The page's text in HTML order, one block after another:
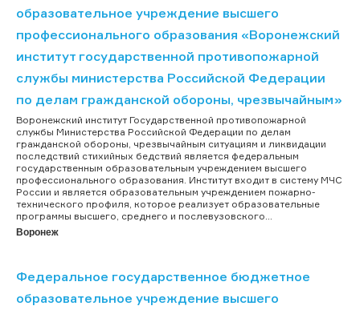
образовательное учреждение высшего
профессионального образования «Воронежский
институт государственной противопожарной
службы министерства Российской Федерации
по делам гражданской обороны, чрезвычайным»
Воронежский институт Государственной противопожарной
службы Министерства Российской Федерации по делам
гражданской обороны, чрезвычайным ситуациям и ликвидации
последствий стихийных бедствий является федеральным
государственным образовательным учреждением высшего
профессионального образования. Институт входит в систему МЧС
России и является образовательным учреждением пожарно-
технического профиля, которое реализует образовательные
программы высшего, среднего и послевузовского...
Воронеж
Федеральное государственное бюджетное
образовательное учреждение высшего